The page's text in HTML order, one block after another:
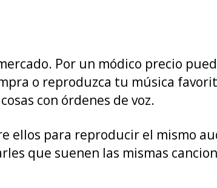
Por un módico precio
o reproduzca tu música
con órdenes de voz.
ellos para reproducir el mismo
que suenen las mismas